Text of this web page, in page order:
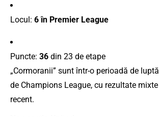
Locul: 6 în Premier League
Puncte: 36 din 23 de etape
„Cormoranii” sunt într-o perioadă de
de Champions League, cu rezultate
recent.